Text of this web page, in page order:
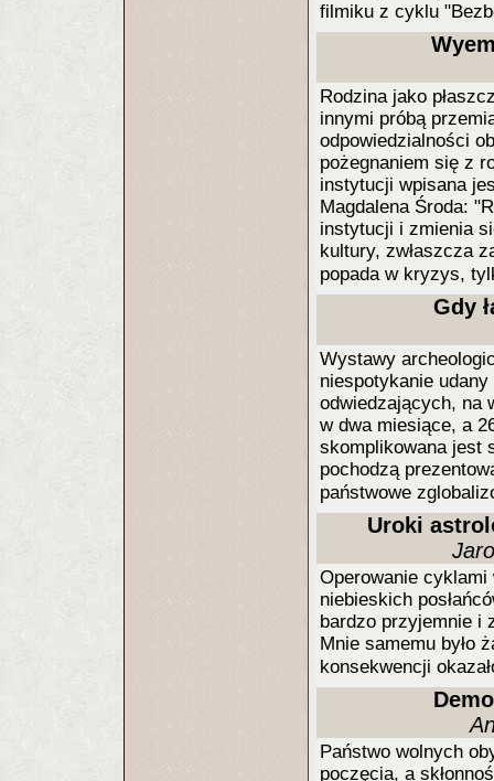
filmiku z cyklu
Rodzina jako
innymi próbą
odpowiedzialności
pożegnaniem się z
instytucji wpisana
Magdalena Środa:
instytucji i zmienia
kultury, zwłaszcza
popada w kryzys,
Gdy
Wystawy
niespotykanie
odwiedzających, na
w dwa miesiące, a
skomplikowana jest
pochodzą
państwowe
Uroki
Operowanie cyklami
niebieskich
bardzo przyjemnie i
Mnie samemu było
konsekwencji
Państwo wolnych
poczęcia, a